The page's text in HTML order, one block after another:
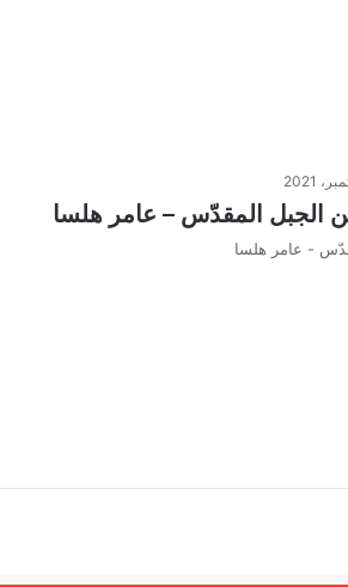
المقدّس – عامر هلسا
- عامر هلسا